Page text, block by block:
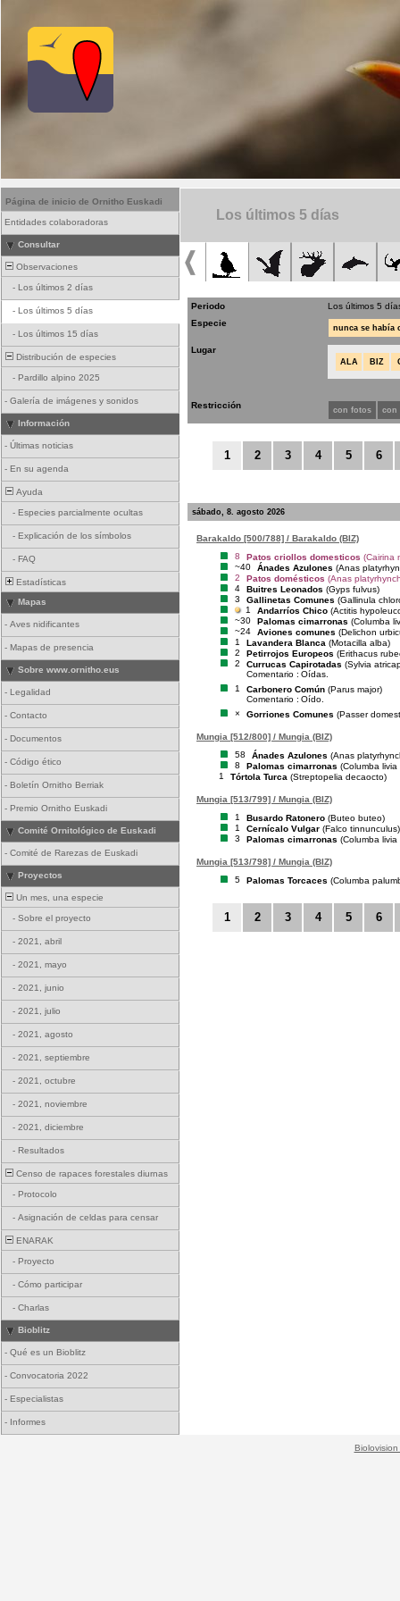
Página de inicio de Ornitho Euskadi
Entidades colaboradoras
Consultar
Observaciones
- Los últimos 2 días
- Los últimos 5 días
- Los últimos 15 días
Distribución de especies
- Pardillo alpino 2025
- Galería de imágenes y sonidos
Información
- Últimas noticias
- En su agenda
Ayuda
- Especies parcialmente ocultas
- Explicación de los símbolos
- FAQ
Estadísticas
Mapas
- Aves nidificantes
- Mapas de presencia
Sobre www.ornitho.eus
- Legalidad
- Contacto
- Documentos
- Código ético
- Boletín Ornitho Berriak
- Premio Ornitho Euskadi
Comité Ornitológico de Euskadi
- Comité de Rarezas de Euskadi
Proyectos
Un mes, una especie
- Sobre el proyecto
- 2021, abril
- 2021, mayo
- 2021, junio
- 2021, julio
- 2021, agosto
- 2021, septiembre
- 2021, octubre
- 2021, noviembre
- 2021, diciembre
- Resultados
Censo de rapaces forestales diurnas
- Protocolo
- Asignación de celdas para censar
ENARAK
- Proyecto
- Cómo participar
- Charlas
Bioblitz
- Qué es un Bioblitz
- Convocatoria 2022
- Especialistas
- Informes
Los últimos 5 días
Periodo
Los últimos 5
Especie
nunca se había
Lugar
ALA BIZ
Restricción con fotos con
1 2 3 4 5 6
sábado, 8. agosto 2026
Barakaldo [500/788] / Barakaldo (BIZ)
8
Patos criollos domesticos (Cairina
~40
Ánades Azulones (Anas
2
Patos domésticos (Anas
4
Buitres Leonados (Gyps fulvus)
3
Gallinetas Comunes (Gallinula
1
Andarríos Chico (Actitis
~30
Palomas cimarronas (Columba
~24
Aviones comunes (Delichon
1
Lavandera Blanca (Motacilla alba)
2
Petirrojos Europeos (Erithacus
2
Currucas Capirotadas (Sylvia
Comentario : Oídas.
1
Carbonero Común (Parus major)
Comentario : Oído.
×
Gorriones Comunes (Passer
Mungia [512/800] / Mungia (BIZ)
58
Ánades Azulones (Anas
8
Palomas cimarronas (Columba
1
Tórtola Turca (Streptopelia decaocto)
Mungia [513/799] / Mungia (BIZ)
1
Busardo Ratonero (Buteo buteo)
1
Cernícalo Vulgar (Falco tinnunculus)
3
Palomas cimarronas (Columba
Mungia [513/798] / Mungia (BIZ)
5
Palomas Torcaces (Columba
1 2 3 4 5 6
Biolovision